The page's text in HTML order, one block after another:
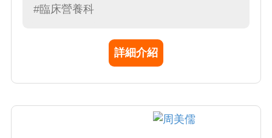
#臨床營養科
詳細介紹